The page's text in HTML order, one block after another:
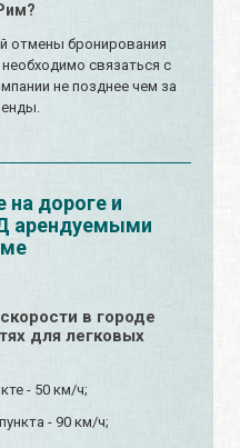
отмены бронирования
связаться с
не позднее чем за
на дороге и
арендуемыми
в городе
для легковых
- 50 км/ч;
- 90 км/ч;